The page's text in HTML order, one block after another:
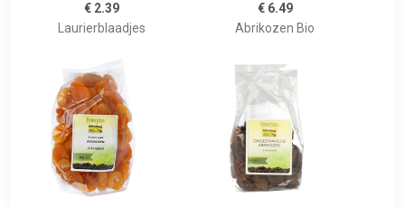
€ 2.39
Laurierblaadjes
€ 6.49
Abrikozen Bio